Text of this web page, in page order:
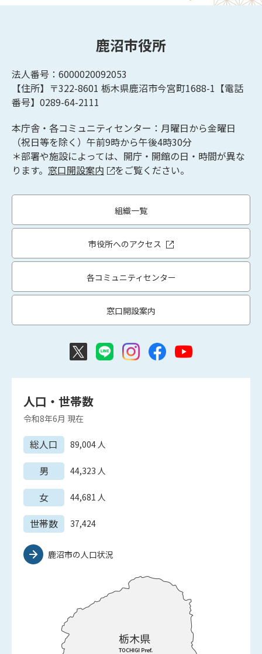
鹿沼市役所
法人番号：6000020092053
【住所】〒322-8601 栃木県鹿沼市今宮町1688-1【電話
番号】0289-64-2111
本庁舎・各コミュニティセンター：月曜日から金曜日
（祝日等を除く）午前9時から午後4時30分
＊部署や施設によっては、開庁・開館の日・時間が異な
ります。 窓口開設案内 をご覧ください。
組織一覧
市役所へのアクセス
各コミュニティセンター
窓口開設案内
人口・世帯数
令和8年6月 現在
総人口 89,004人
男 44,323 人
女 44,681 人
世帯数 37,424
鹿沼市の人口状況